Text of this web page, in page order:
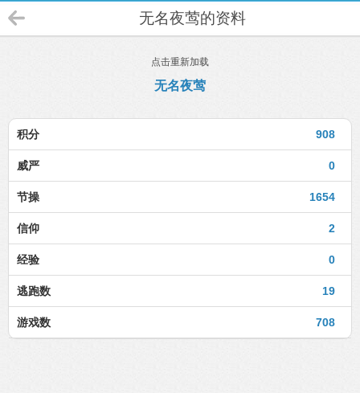
无名夜莺的资料
点击重新加载
无名夜莺
908
积分
0
威严
1654
节操
2
信仰
0
经验
19
逃跑数
708
游戏数